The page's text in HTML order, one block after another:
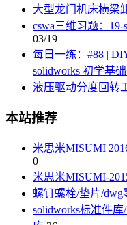
大型龙门机床横梁
cswa三维习题：
03/19
每日一练：#88 |
solidworks 初学基
液压驱动分度回转
本站推荐
米思米MISUMI
0
米思米MISUMI-
螺钉螺栓/垫片/dwg
solidworks标准件